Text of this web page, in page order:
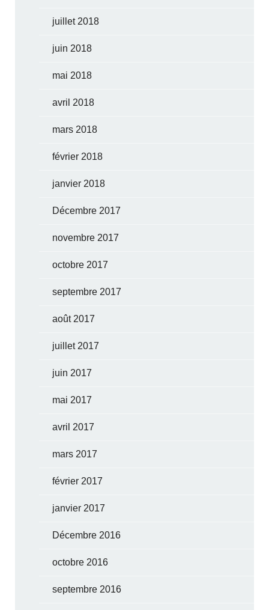
juillet 2018
juin 2018
mai 2018
avril 2018
mars 2018
février 2018
janvier 2018
Décembre 2017
novembre 2017
octobre 2017
septembre 2017
août 2017
juillet 2017
juin 2017
mai 2017
avril 2017
mars 2017
février 2017
janvier 2017
Décembre 2016
octobre 2016
septembre 2016